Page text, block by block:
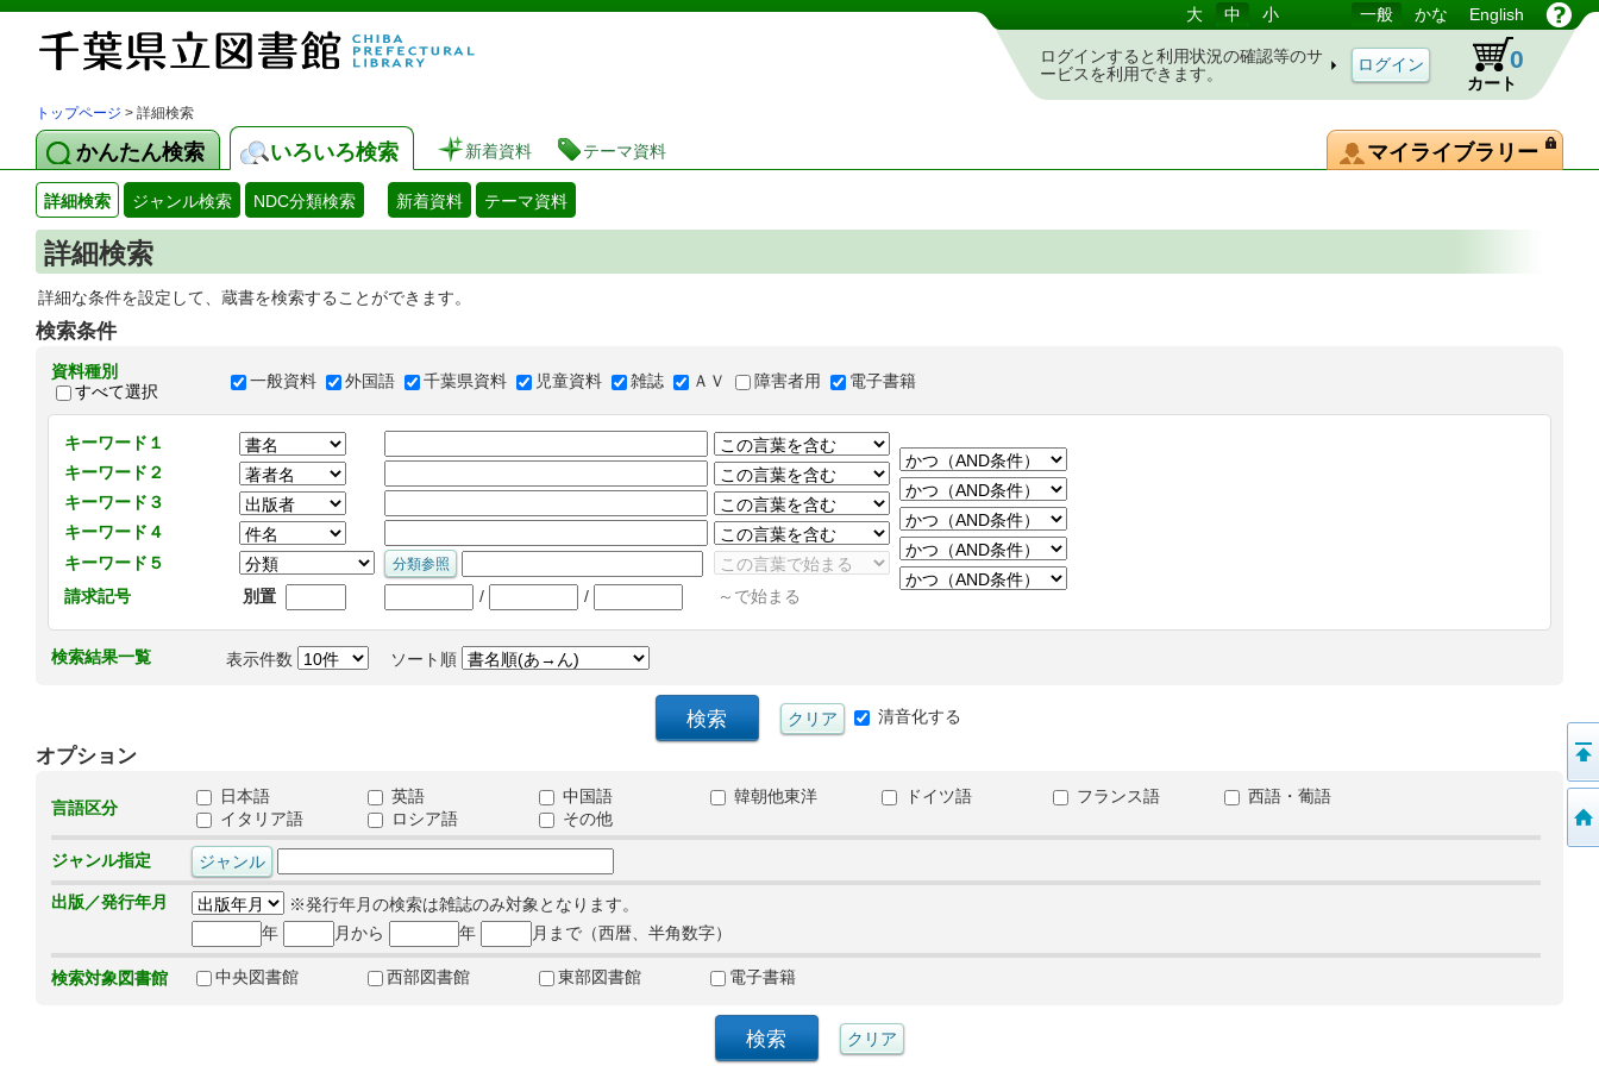
図書館 蔵書検索・予約システム 大 中 小 一般 かな English
ログインすると利用状況の確認等のサ
ービスを利用できます。
カート
0
トップページ > 詳細検索
かんたん検索 いろいろ検索 新着資料 テーマ資料 マイライブラリー
詳細検索 ジャンル検索 NDC分類検索 新着資料 テーマ資料
詳細検索
詳細な条件を設定して、蔵書を検索することができます。
検索条件
資料種別
すべて選択
一般資料 外国語 千葉県資料 児童資料 雑誌 ＡＶ 障害者用 電子書籍
キーワード１
キーワード２
キーワード３
キーワード４
キーワード５
請求記号
別置 / / ～で始まる
検索結果一覧 表示件数 ソート順
清音化する
オプション
言語区分
日本語 英語 中国語 韓朝他東洋 ドイツ語 フランス語
西語・葡語
イタリア語
ロシア語 その他
ジャンル指定
出版／発行年月
※発行年月の検索は雑誌のみ対象となります。
年
月から 年 月まで（西暦、半角数字）
検索対象図書館 中央図書館 西部図書館 東部図書館 電子書籍